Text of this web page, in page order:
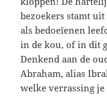
bezoekers stamt
als bedoeïenen
in de kou, of in dit
Denkend aan de
Abraham, alias
welke verrassing